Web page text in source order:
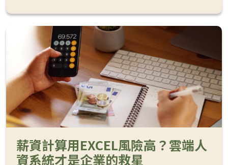
薪資計算用EXCEL風險高？雲端人
資系統才是企業的救星